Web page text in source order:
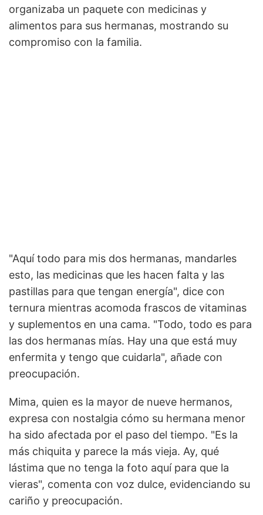
organizaba un paquete con medicinas y
alimentos para sus hermanas, mostrando su
compromiso con la familia.
"Aquí todo para mis dos hermanas, mandarles
esto, las medicinas que les hacen falta y las
pastillas para que tengan energía", dice con
ternura mientras acomoda frascos de vitaminas
y suplementos en una cama. "Todo, todo es para
las dos hermanas mías. Hay una que está muy
enfermita y tengo que cuidarla", añade con
preocupación.
Mima, quien es la mayor de nueve hermanos,
expresa con nostalgia cómo su hermana menor
ha sido afectada por el paso del tiempo. "Es la
más chiquita y parece la más vieja. Ay, qué
lástima que no tenga la foto aquí para que la
vieras", comenta con voz dulce, evidenciando su
cariño y preocupación.